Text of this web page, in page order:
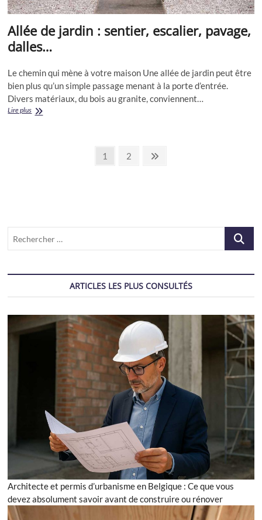
Allée de jardin : sentier, escalier, pavage,
dalles…
Le chemin qui mène à votre maison Une allée de jardin peut être
bien plus qu’un simple passage menant à la porte d’entrée.
Divers matériaux, du bois au granite, conviennent…
Lire plusAllée
Page
1 Page
2
ARTICLES LES PLUS CONSULTÉS
Architecte et permis d’urbanisme en Belgique : Ce que vous
devez absolument savoir avant de construire ou rénover